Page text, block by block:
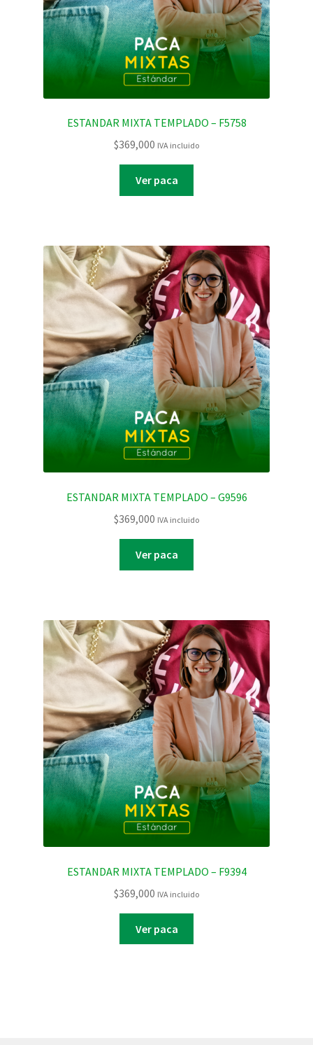
ESTANDAR MIXTA TEMPLADO – F5758
$369,000 IVA incluido
Ver paca
ESTANDAR MIXTA TEMPLADO – G9596
$369,000 IVA incluido
Ver paca
ESTANDAR MIXTA TEMPLADO – F9394
$369,000 IVA incluido
Ver paca